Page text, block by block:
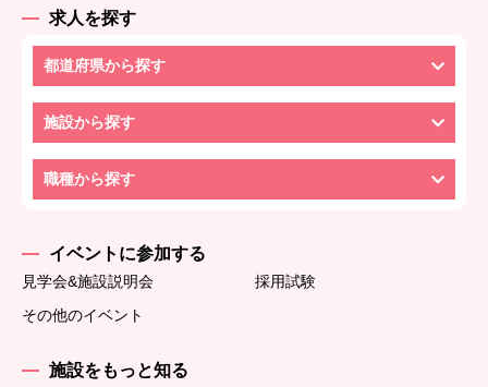
求人を探す
都道府県から探す
施設から探す
職種から探す
イベントに参加する
見学会&施設説明会
採用試験
その他のイベント
施設をもっと知る